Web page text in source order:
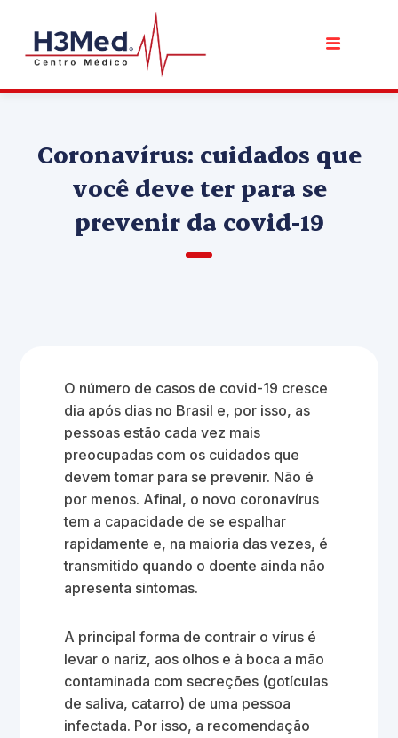
Coronavírus: cuidados que
você deve ter para se
prevenir da covid-19
O número de casos de covid-19 cresce
dia após dias no Brasil e, por isso, as
pessoas estão cada vez mais
preocupadas com os cuidados que
devem tomar para se prevenir. Não é
por menos. Afinal, o novo coronavírus
tem a capacidade de se espalhar
rapidamente e, na maioria das vezes, é
transmitido quando o doente ainda não
apresenta sintomas.
A principal forma de contrair o vírus é
levar o nariz, aos olhos e à boca a mão
contaminada com secreções (gotículas
de saliva, catarro) de uma pessoa
infectada. Por isso, a recomendação